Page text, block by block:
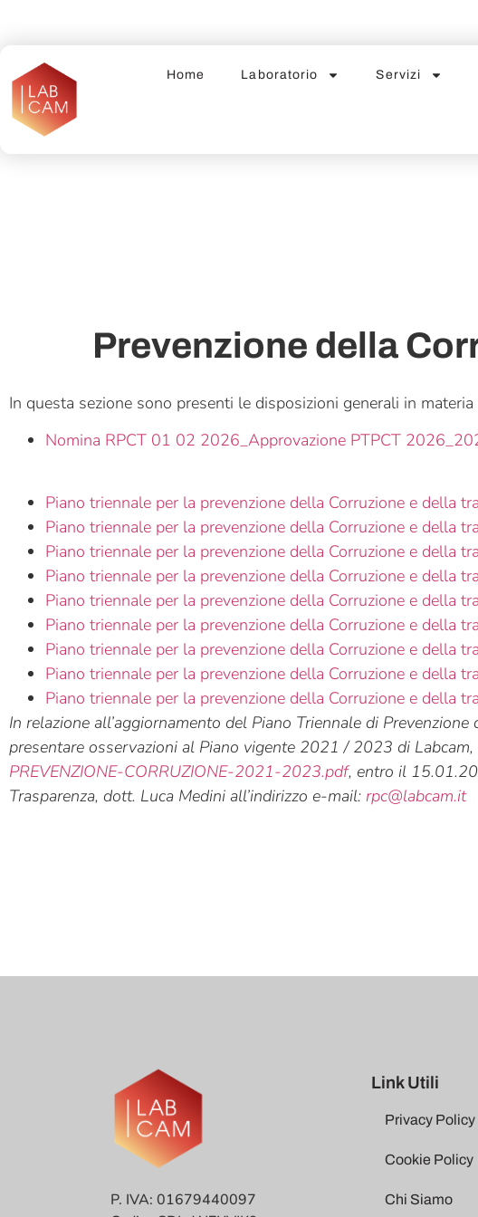
Home Laboratorio Servizi
Prevenzione della
In questa sezione sono presenti le disposizioni generali in
Nomina RPCT 01 02 2026_Approvazione PTPCT
Piano triennale per la prevenzione della Corruzione e della
Piano triennale per la prevenzione della Corruzione e della
Piano triennale per la prevenzione della Corruzione e della
Piano triennale per la prevenzione della Corruzione e della
Piano triennale per la prevenzione della Corruzione e della
Piano triennale per la prevenzione della Corruzione e della
Piano triennale per la prevenzione della Corruzione e della
Piano triennale per la prevenzione della Corruzione e della
Piano triennale per la prevenzione della Corruzione e della
In relazione all’aggiornamento del Piano Triennale di
presentare osservazioni al Piano vigente 2021 / 2023 di
PREVENZIONE-CORRUZIONE-2021-2023.pdf, entro il
Trasparenza, dott. Luca Medini all’indirizzo e-mail: rpc@labcam.it
P. IVA: 01679440097
Link Utili
Privacy Policy
Cookie Policy
Chi Siamo